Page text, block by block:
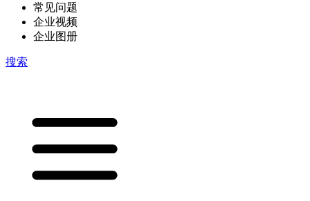
常见问题
企业视频
企业图册
搜索